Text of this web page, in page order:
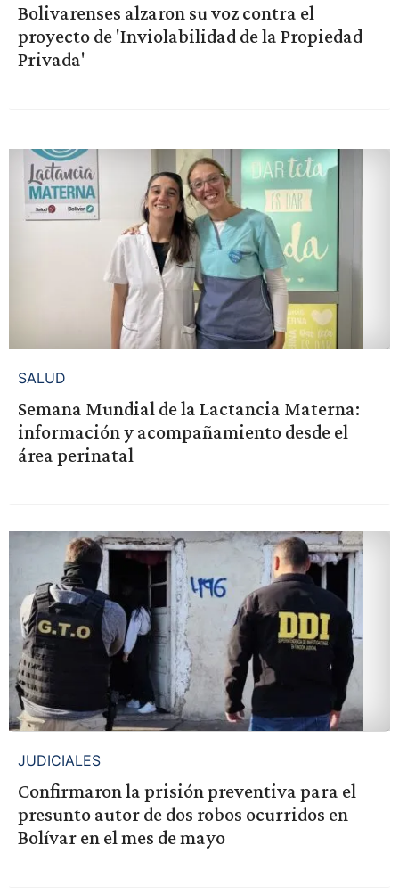
Bolivarenses alzaron su voz contra el
proyecto de 'Inviolabilidad de la Propiedad
Privada'
SALUD
Semana Mundial de la Lactancia Materna:
información y acompañamiento desde el
área perinatal
JUDICIALES
Confirmaron la prisión preventiva para el
presunto autor de dos robos ocurridos en
Bolívar en el mes de mayo